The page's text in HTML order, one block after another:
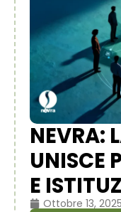
NEVRA:
UNISCE
E
Ottobre 13, 2025